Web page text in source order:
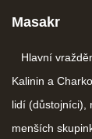
Masakr
Hlavní
Kalinin a
lidí (důstojníci),
menších